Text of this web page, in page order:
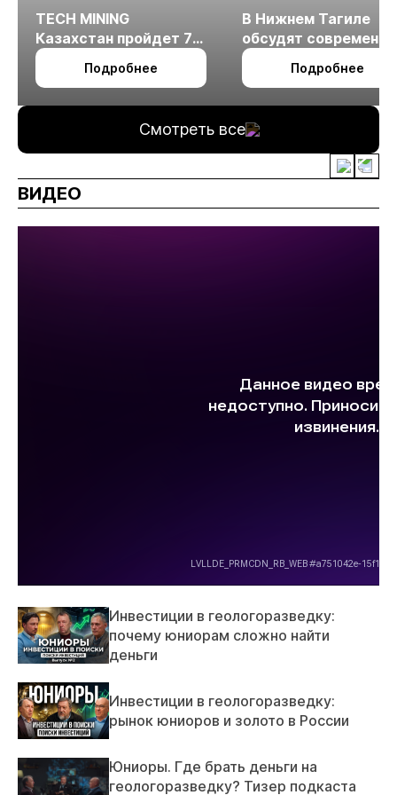
TECH MINING
Казахстан пройдет 7
октября в Алматы
Подробнее
В Нижнем Тагиле
обсудят
технологии
измельчения
Подробнее
Смотреть все
ВИДЕО
Инвестиции в геологоразведку:
почему юниорам сложно найти
деньги
Инвестиции в геологоразведку:
рынок юниоров и золото в России
Юниоры. Где брать деньги на
геологоразведку? Тизер подкаста